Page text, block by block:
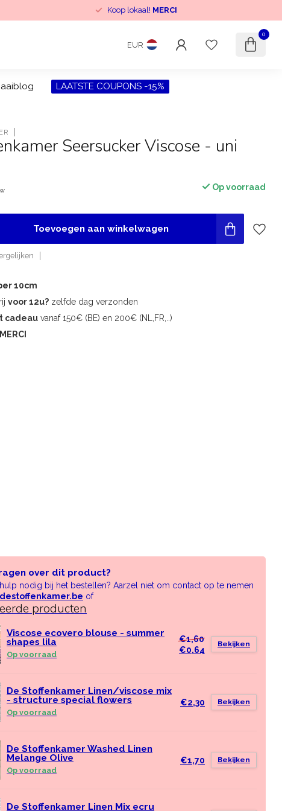
Koop lokaal! MERCI
EUR
0
LAATSTE COUPONS -15%
Seersucker Viscose - uni
Op voorraad
Toevoegen aan winkelwagen
10cm
voor 12u? zelfde dag verzonden
cadeau vanaf 150€ (BE) en 200€ (NL,FR,..)
MERCI
over dit product?
nodig bij het bestellen? Aarzel niet om contact op te nemen
of
producten
Viscose ecovero blouse - summer
shapes lila
Op voorraad
€1,60
€0,64
Bekijken
De Stoffenkamer Linen/viscose mix
- structure special flowers
Op voorraad
€2,30 Bekijken
De Stoffenkamer Washed Linen
Melange Olive
Op voorraad
€1,70 Bekijken
De Stoffenkamer Linen Mix ecru